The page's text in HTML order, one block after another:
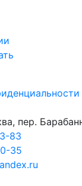
пер.
83
35